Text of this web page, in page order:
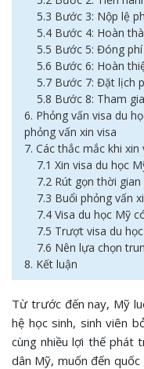
5.3 Bước 3: Nộp lệ
5.4 Bước 4: Hoàn
5.5 Bước 5: Đóng
5.6 Bước 6: Hoàn
5.7 Bước 7: Đặt lịch
5.8 Bước 8: Tham
6. Phỏng vấn visa du
phỏng vấn xin visa
7. Các thắc mắc khi
7.1 Xin visa du học
7.2 Rút gọn thời
7.3 Buổi phỏng vấn
7.4 Visa du học Mỹ
7.5 Trượt visa du
7.6 Nên lựa chọn
8. Kết luận
Từ trước đến nay, Mỹ
hệ học sinh, sinh viên
cùng nhiều lợi thế phát
dân Mỹ, muốn đến